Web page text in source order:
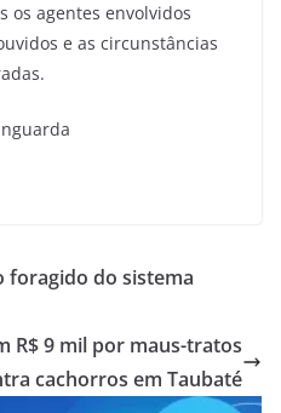
os agentes envolvidos
e as circunstâncias
foragido do sistema
R$ 9 mil por maus-tratos
cachorros em Taubaté